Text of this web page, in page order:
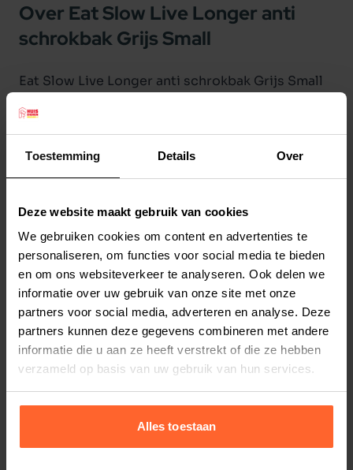
Toestemming Details Over
Deze website maakt gebruik van cookies
We gebruiken cookies om content en advertenties te
personaliseren, om functies voor social media te bieden
en om ons websiteverkeer te analyseren. Ook delen we
informatie over uw gebruik van onze site met onze
partners voor social media, adverteren en analyse. Deze
partners kunnen deze gegevens combineren met andere
informatie die u aan ze heeft verstrekt of die ze hebben
verzameld op basis van uw gebruik van hun services.
Alles toestaan
Over Eat Slow Live Longer anti
schrokbak Grijs Small
Eat Slow Live Longer anti schrokbak Grijs Small
hond veel lucht binnen wanneer hij schrokt, dit
leidt tot winderigheid.
Met deEat Slow Live Longer voerbak zal uw
hond beter kauwen wat een positieve bijdrage
heeft op de gezondheid van het gebit.
Doorsnee maat S: 20,5 cm.
Standaard is de Eat Slow anti schrokbak
voorzien van 5 anti slib voetjes.
Productspecificaties
Stel uw bestelherinnering in:(2 weken)
2 weken
Elke
4 weken
Elke
6 weken
Elke
8 weken
Elke
10 weken
Elke
12 weken